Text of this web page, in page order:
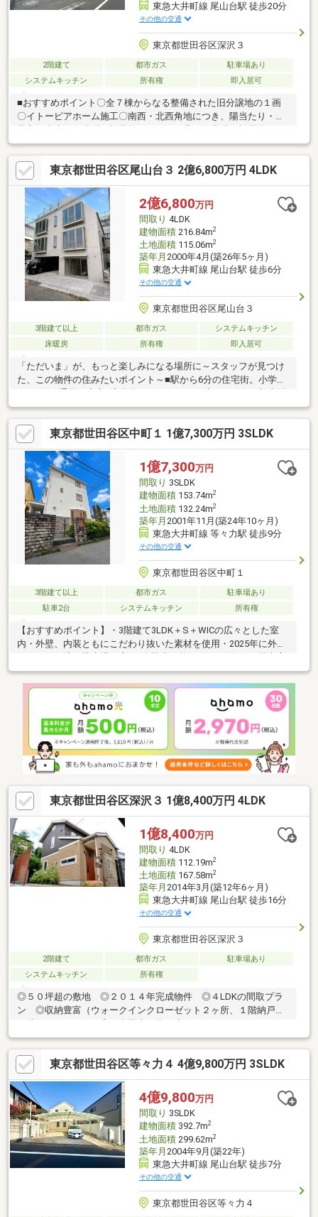
東急大井町線 尾山台駅 徒歩20分
その他の交通
東京都世田谷区深沢３
2階建て 都市ガス
駐車場あり
システムキッチン
所有権 即入居可
■おすすめポイント〇全７棟からなる整備された旧分譲地の１画
〇イトーピアホーム施工〇南西・北西角地につき、陽当たり・通
０ｍ〇約２０帖の広々としたＬＤＫ○リビング・ダイニング部分
に床暖房あり〇対面式システムキッチン（食洗機・浄水器付き）
〇４ＬＤＫ＋ウォークインクローゼット〇２階の洋室は全部屋６
帖以上、主寝室は約８．４帖〇駐車スペース１台分あり（サイズ
制限あり）〇キッチン・洗面所に床下収納あり〇２箇所の洗面台
あり○２箇所のトイレあり
東京都世田谷区尾山台３ 2億6,800万円 4LDK
2億6,800万円
間取り 4LDK
建物面積216.84m2
土地面積115.06m2
築年月 2000年4月(築26年5ヶ月)
東急大井町線 尾山台駅 徒歩6分
その他の交通
東京都世田谷区尾山台３
3階建て以上 都市ガス
システムキッチン
床暖房
所有権 即入居可
「ただいま」が、もっと楽しみになる場所に～スタッフが見つけ
た、この物件の住みたいポイント～■駅から6分の住宅街。小学校
がスタート！■2世帯住宅に変更可能。広くゆとりある室内設計！
▼この街と歩んで、30年▼私たちがご紹介したいのは、家そのも
のだけでなく、これから皆さんが過ごす「この街でのまいにち」
です。陽当たりの良さも、坂道のちょっとした大変さも、街の素
顔をまるごと、正直にお話しします。予算のこと、これからのこ
と。小さな不安も、お気軽にお聞かせください。家族の「いい
な」を、一緒に育てていきましょう。
東京都世田谷区中町１ 1億7,300万円 3SLDK
1億7,300万円
間取り 3SLDK
建物面積153.74m2
土地面積132.24m2
築年月 2001年11月(築24年10ヶ月)
東急大井町線 等々力駅 徒歩9分
その他の交通
東京都世田谷区中町１
3階建て以上 都市ガス
駐車場あり
駐車2台
システムキッチン 所有権
【おすすめポイント】・3階建て3LDK＋S＋WICの広々とした室
内・外壁、内装ともにこだわり抜いた素材を使用・2025年に外壁
間、掘りごたつの施されたダイニングスペース・欧州リゾートホ
テルのような水回り・和モダンな2階茶室・シャワールーム完備の
3階マスターベッドルームは客室としても・バルコニーからは眺望
がよくスカイツリーや富士山も見えます【周辺環境】・ローソ
ン・スリーエフ等々力二丁目店 徒歩7分・成城石井等々力店 徒
歩6分・ココカラファイン等々力店 徒歩8分・世田谷区立玉川小
学校 徒歩8分
東京都世田谷区深沢３ 1億8,400万円 4LDK
1億8,400万円
間取り 4LDK
建物面積112.19m2
土地面積167.58m2
築年月 2014年3月(築12年6ヶ月)
東急大井町線 尾山台駅 徒歩16分
その他の交通
東京都世田谷区深沢３
2階建て 都市ガス
駐車場あり
システムキッチン
所有権
◎５０坪超の敷地 ◎２０１４年完成物件 ◎４LDKの間取プラ
ン ◎収納豊富（ウォークインクローゼット２ヶ所、１階納戸、
東京都世田谷区等々力４ 4億9,800万円 3SLDK
4億9,800万円
間取り 3SLDK
建物面積392.7m2
土地面積299.62m2
築年月 2004年9月(築22年)
東急大井町線 尾山台駅 徒歩7分
その他の交通
東京都世田谷区等々力４